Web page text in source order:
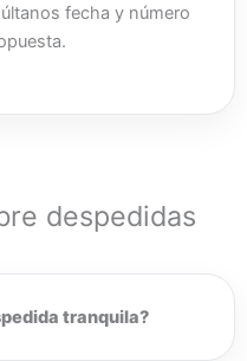
fecha y número
despedidas
tranquila?